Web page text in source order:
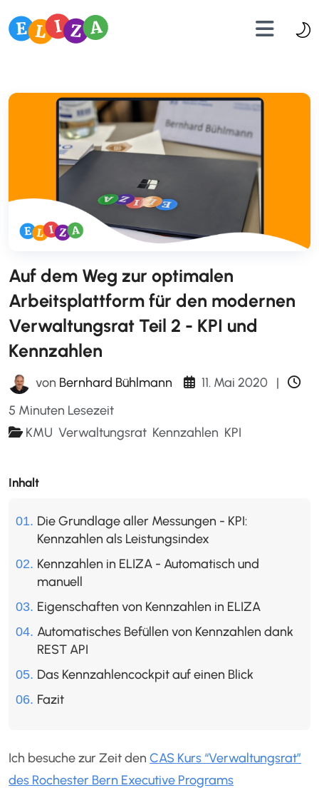
Auf dem Weg zur optimalen
Arbeitsplattform für den modernen
Verwaltungsrat Teil 2 - KPI und
Kennzahlen
von Bernhard Bühlmann 11. Mai 2020 |
5 Minuten Lesezeit
KMU Verwaltungsrat Kennzahlen KPI
Inhalt
Die Grundlage aller Messungen - KPI:
Kennzahlen als Leistungsindex
Kennzahlen in ELIZA - Automatisch und
manuell
Eigenschaften von Kennzahlen in ELIZA
Automatisches Befüllen von Kennzahlen dank
REST API
Das Kennzahlencockpit auf einen Blick
Fazit
Ich besuche zur Zeit denCAS Kurs “Verwaltungsrat”
des Rochester Bern Executive Programs